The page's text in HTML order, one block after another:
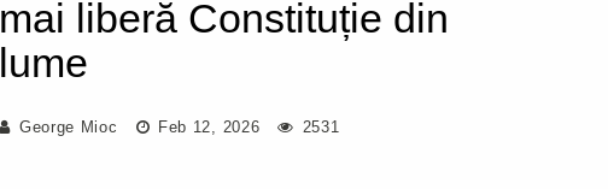
mai liberă Constituție din
lume
George Mioc Feb 12, 2026 2531